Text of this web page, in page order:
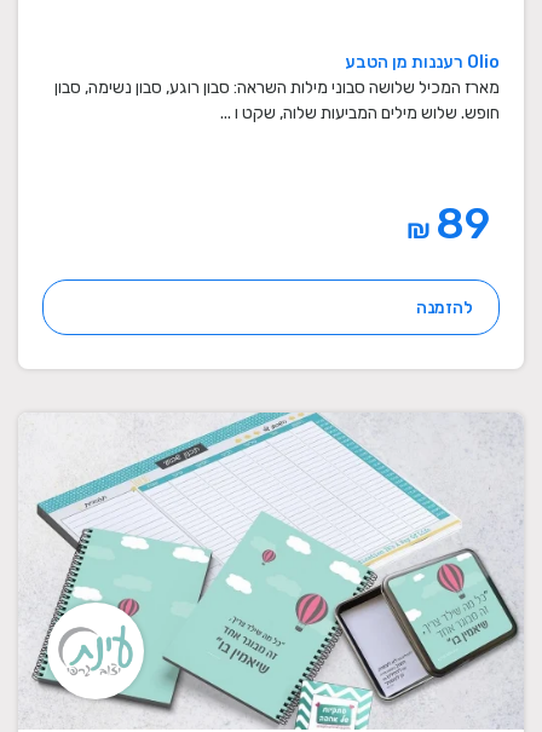
Olio רעננות מן הטבע
מארז המכיל שלושה סבוני מילות השראה: סבון רוגע, סבון נשימה, סבון
חופש. שלוש מילים המביעות שלוה, שקט ו ...
₪
להזמנה